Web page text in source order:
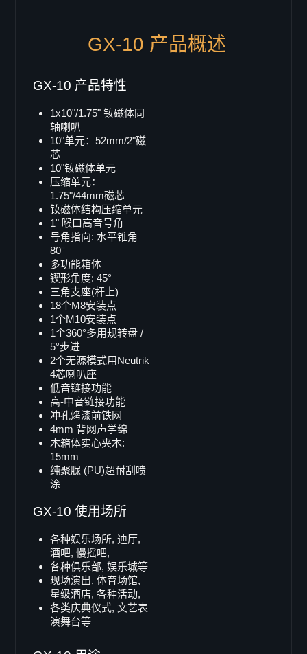
SB-82
SB-218
Single 15"
LB-15
LB-15MK-II
SB-15
X-ray sub
Doppel 15"
SB-215s
VB-52
Single 12"
B-12
B-12i
Doppel 8"
B-802
Line Array
maxum
LA-3
VT-6
VT-62
VT-68
VT-12
Vector 系列
Vector 8
GX-10 产品概述
GX-10 产品特性
1x10"/1.75" 钕磁体同
轴喇叭
10"单元：52mm/2"磁
芯
10"钕磁体单元
压缩单元：
1.75"/44mm磁芯
钕磁体结构压缩单元
1" 喉口高音号角
号角指向: 水平锥角
80°
多功能箱体
锲形角度: 45°
三角支座(杆上)
18个M8安装点
1个M10安装点
1个360°多用规转盘 /
5°步进
2个无源模式用Neutrik
4芯喇叭座
低音链接功能
高-中音链接功能
冲孔烤漆前铁网
4mm 背网声学绵
木箱体实心夹木:
15mm
纯聚脲 (PU)超耐刮喷
涂
GX-10 使用场所
各种娱乐场所, 迪厅,
酒吧, 慢摇吧,
各种俱乐部, 娱乐城等
现场演出, 体育场馆,
星级酒店, 各种活动,
各类庆典仪式, 文艺表
演舞台等